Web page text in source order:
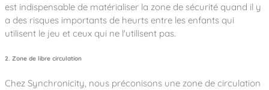
est indispensable de matérialiser la zone de sécurité quand il y
a des risques importants de heurts entre les enfants qui
utilisent le jeu et ceux qui ne l'utilisent pas.
2. Zone de libre circulation
Chez Synchronicity, nous préconisons une zone de circulation